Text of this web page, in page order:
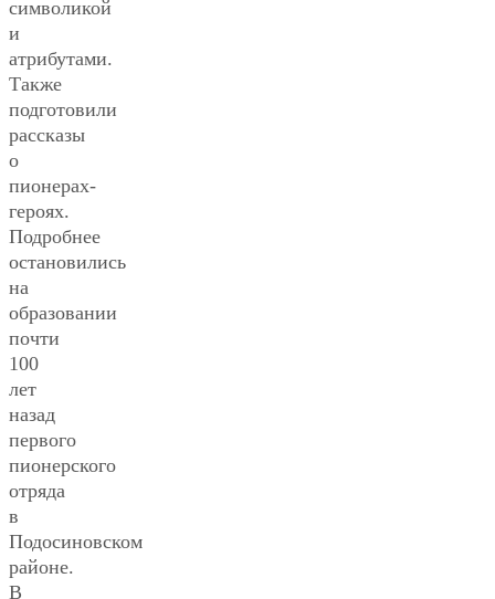
символикой
и
атрибутами.
Также
подготовили
рассказы
о
пионерах-
героях.
Подробнее
остановились
на
образовании
почти
100
лет
назад
первого
пионерского
отряда
в
Подосиновском
районе.
В